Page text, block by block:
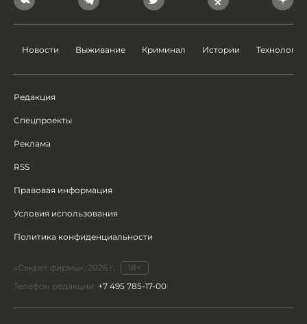
Новости Выживание Криминал Истории Технологии
Редакция
Спецпроекты
Реклама
RSS
Правовая информация
Условия использования
Политика конфиденциальности
«Секрет фирмы», 2026 г.
18+
Телефон редакции: +7 495 785-17-00